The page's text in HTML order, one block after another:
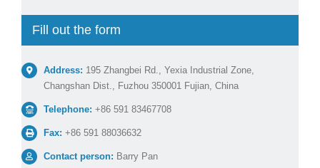
Fill out the form
Address: 195 Zhangbei Rd., Yexia Industrial Zone,
Changshan Dist., Fuzhou 350001 Fujian, China
Telephone: +86 591 83467708
Fax: +86 591 88036632
Contact person: Barry Pan